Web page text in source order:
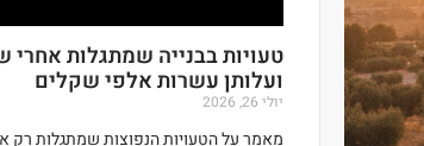
טעויות בבנייה שמתגלות אחרי
ועלותן עשרות אלפי שקלים
יולי 26, 2026
מאמר על הטעויות הנפוצות שמתגלות רק